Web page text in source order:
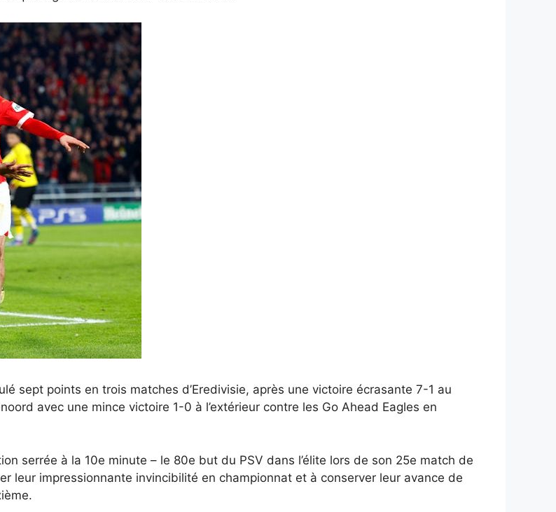
sept points en trois matches d’Eredivisie, après une victoire écrasante 7-1 au
avec une mince victoire 1-0 à l’extérieur contre les Go Ahead Eagles en
serrée à la 10e minute – le 80e but du PSV dans l’élite lors de son 25e match de
leur impressionnante invincibilité en championnat et à conserver leur avance de